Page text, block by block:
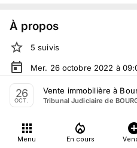
À propos
5 suivis
Mer. 26 octobre 2022 à
Vente judiciaireorganisée
BOURGES
Tout le monde peut
26
OCT.
Vente immobilière à
Tribunal Judiciaire de
Menu En cours